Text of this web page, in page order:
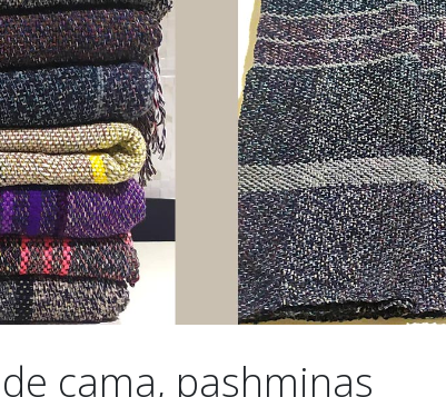
cama, pashminas